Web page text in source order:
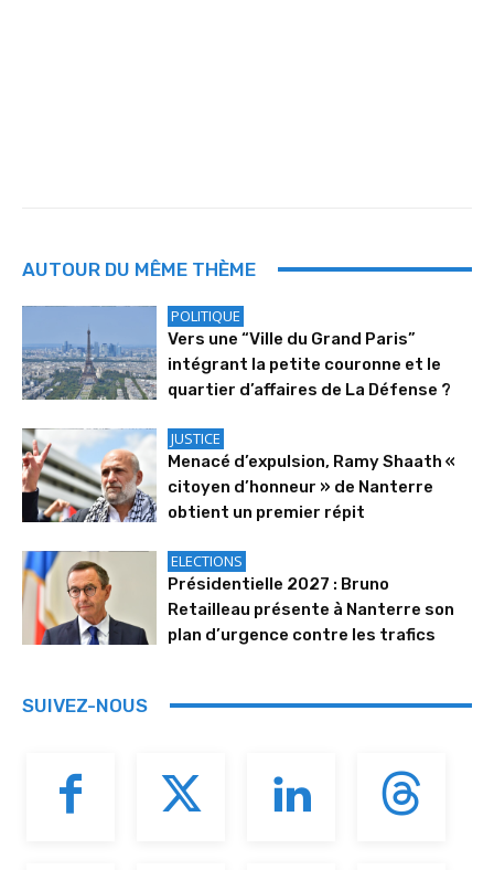
AUTOUR DU MÊME THÈME
POLITIQUE
Vers une “Ville du Grand Paris”
intégrant la petite couronne et le
quartier d’affaires de La Défense ?
JUSTICE
Menacé d’expulsion, Ramy Shaath «
citoyen d’honneur » de Nanterre
obtient un premier répit
ELECTIONS
Présidentielle 2027 : Bruno
Retailleau présente à Nanterre son
plan d’urgence contre les trafics
SUIVEZ-NOUS